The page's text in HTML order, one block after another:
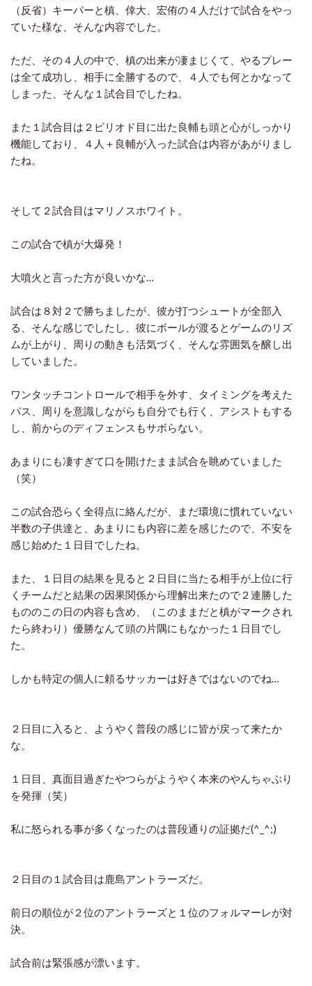
（反省）キーパーと槙、倖大、宏侑の４人だけで試合をやっ
ていた様な、そんな内容でした。
ただ、その４人の中で、槙の出来が凄まじくて、やるプレー
は全て成功し、相手に全勝するので、４人でも何とかなって
しまった、そんな１試合目でしたね。
また１試合目は２ピリオド目に出た良輔も頭と心がしっかり
機能しており、４人＋良輔が入った試合は内容があがりまし
たね。
そして２試合目はマリノスホワイト。
この試合で槙が大爆発！
大噴火と言った方が良いかな…
試合は８対２で勝ちましたが、彼が打つシュートが全部入
る、そんな感じでしたし、彼にボールが渡るとゲームのリズ
ムが上がり、周りの動きも活気づく、そんな雰囲気を醸し出
していました。
ワンタッチコントロールで相手を外す、タイミングを考えた
パス、周りを意識しながらも自分でも行く、アシストもする
し、前からのディフェンスもサボらない。
あまりにも凄すぎて口を開けたまま試合を眺めていました
（笑）
この試合恐らく全得点に絡んだが、まだ環境に慣れていない
半数の子供達と、あまりにも内容に差を感じたので、不安を
感じ始めた１日目でしたね。
また、１日目の結果を見ると２日目に当たる相手が上位に行
くチームだと結果の因果関係から理解出来たので２連勝した
もののこの日の内容も含め、（このままだと槙がマークされ
たら終わり）優勝なんて頭の片隅にもなかった１日目でし
た。
しかも特定の個人に頼るサッカーは好きではないのでね…
２日目に入ると、ようやく普段の感じに皆が戻って来たか
な。
１日目、真面目過ぎたやつらがようやく本来のやんちゃぶり
を発揮（笑）
私に怒られる事が多くなったのは普段通りの証拠だ(^_^;)
２日目の１試合目は鹿島アントラーズだ。
前日の順位が２位のアントラーズと１位のフォルマーレが対
決。
試合前は緊張感が漂います。